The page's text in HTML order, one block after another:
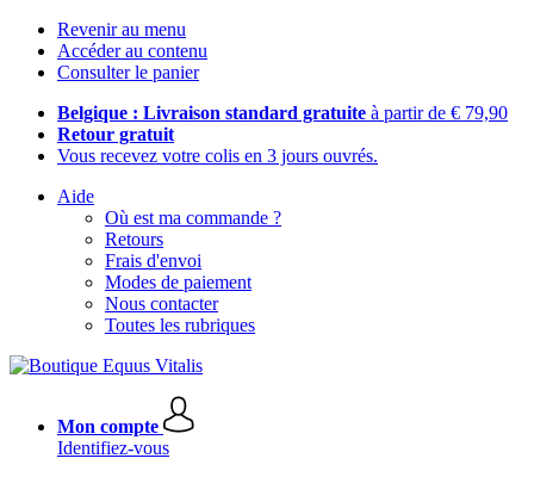
Revenir au menu
Accéder au contenu
Consulter le panier
Belgique : Livraison standard gratuite à partir de € 79,90
Retour gratuit
Vous recevez votre colis en 3 jours ouvrés.
Aide
Où est ma commande ?
Retours
Frais d'envoi
Modes de paiement
Nous contacter
Toutes les rubriques
Mon compte
Identifiez-vous